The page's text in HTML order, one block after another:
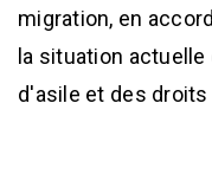
migration, en
la situation
d'asile et des